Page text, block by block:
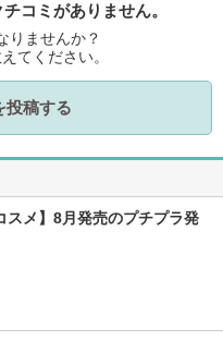
コミがありません。
りませんか？
てください。
投稿する
スメ】8月発売のプチプラ発